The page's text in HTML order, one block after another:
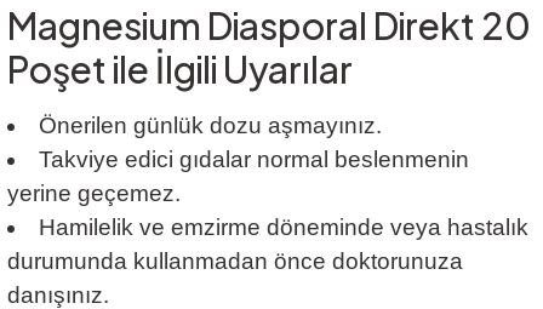
Magnesium Diasporal Direkt 20
Poşet ile İlgili Uyarılar
Önerilen günlük dozu aşmayınız.
Takviye edici gıdalar normal beslenmenin
yerine geçemez.
Hamilelik ve emzirme döneminde veya hastalık
durumunda kullanmadan önce doktorunuza
danışınız.